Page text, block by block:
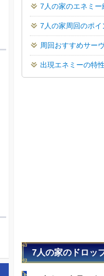
7人の家のエネミー
7人の家周回のポイ
周回おすすめサー
出現エネミーの特性
7人の家のドロッ